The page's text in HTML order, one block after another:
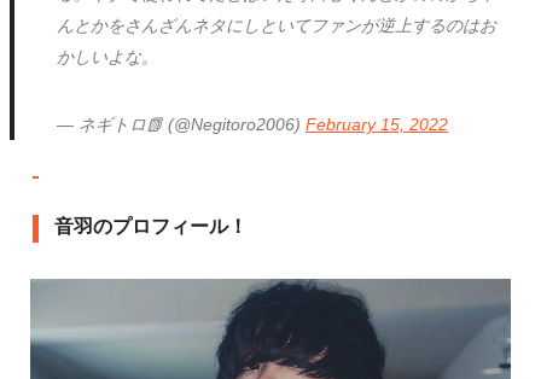
んとかをさんざんネタにしといてファンが逆上するのはお
かしいよな。
— ネギトロ📗 (@Negitoro2006)February 15, 2022
音羽のプロフィール！